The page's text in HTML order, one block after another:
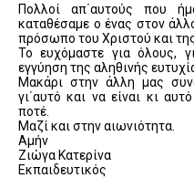
Πολλοί απ΄αυτούς που
καταθέσαμε ο ένας στον
πρόσωπο του Χριστού και
Το ευχόμαστε για όλους,
εγγύηση της αληθινής
Μακάρι στην άλλη μας
γι΄αυτό και να είναι κι
ποτέ.
Μαζί και στην αιωνιότητα.
Αμήν
Ζιώγα Κατερίνα
Εκπαιδευτικός